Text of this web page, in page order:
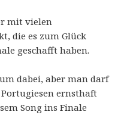
mit vielen
die es zum Glück
geschafft haben.
dabei, aber man darf
ernsthaft
Song ins Finale